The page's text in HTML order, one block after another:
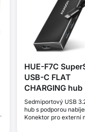
HUE-F7C
USB-C FLAT
CHARGING hub
Sedmiportový USB
hub s podporou
Konektor pro externí